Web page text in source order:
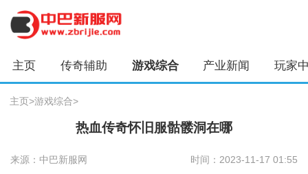
主页 传奇辅助 游戏综合 产业新闻 玩家
主页>游戏综合>
热血传奇怀旧服骷髅洞在哪
来源：中巴新服网 时间：2023-11-17 01:55